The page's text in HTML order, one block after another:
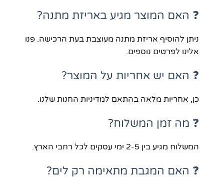
❓ האם המוצר מגיע באריזת מתנה?
ניתן להוסיף אריזת מתנה מעוצבת בעת הרכישה. פנו
אלינו לפרטים נוספים.
❓ האם יש אחריות על המוצר?
כן, אחריות מלאה בהתאם למדיניות החנות שלנו.
❓ מה זמן המשלוח?
המשלוח מגיע בין 2-5 ימי עסקים לכל רחבי הארץ.
❓ האם המגבת מתאימה רק לים?